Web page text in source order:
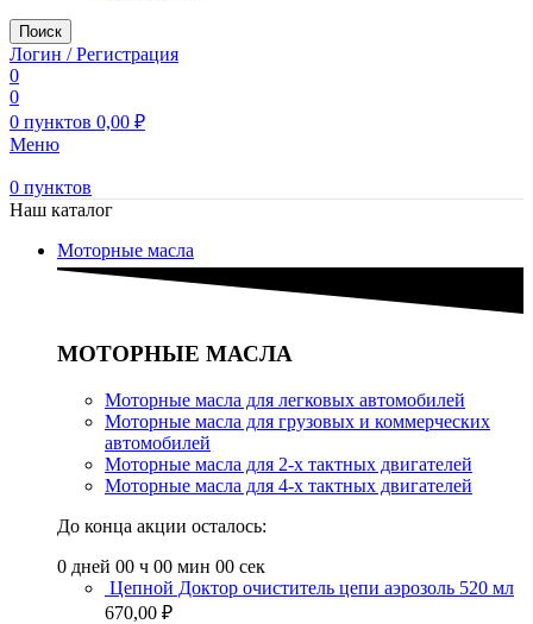
Поиск
Логин / Регистрация
0
0
0 пунктов 0,00 ₽
Меню
0 пунктов
Наш каталог
Моторные масла
МОТОРНЫЕ МАСЛА
Моторные масла для легковых автомобилей
Моторные масла для грузовых и коммерческих
автомобилей
Моторные масла для 2-х тактных двигателей
Моторные масла для 4-х тактных двигателей
До конца акции осталось:
0 дней 00 ч 00 мин 00 сек
Цепной Доктор очиститель цепи аэрозоль 520 мл
670,00 ₽